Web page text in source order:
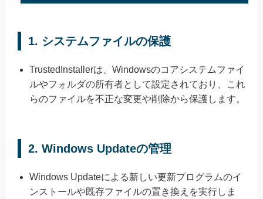
1. システムファイルの保護
TrustedInstallerは、Windowsのコアシステムファイ
ルやフォルダの所有者として設定されており、これ
らのファイルを不正な変更や削除から保護します。
2. Windows Updateの管理
Windows Updateによる新しい更新プログラムのイ
ンストールや既存ファイルの置き換えを実行しま